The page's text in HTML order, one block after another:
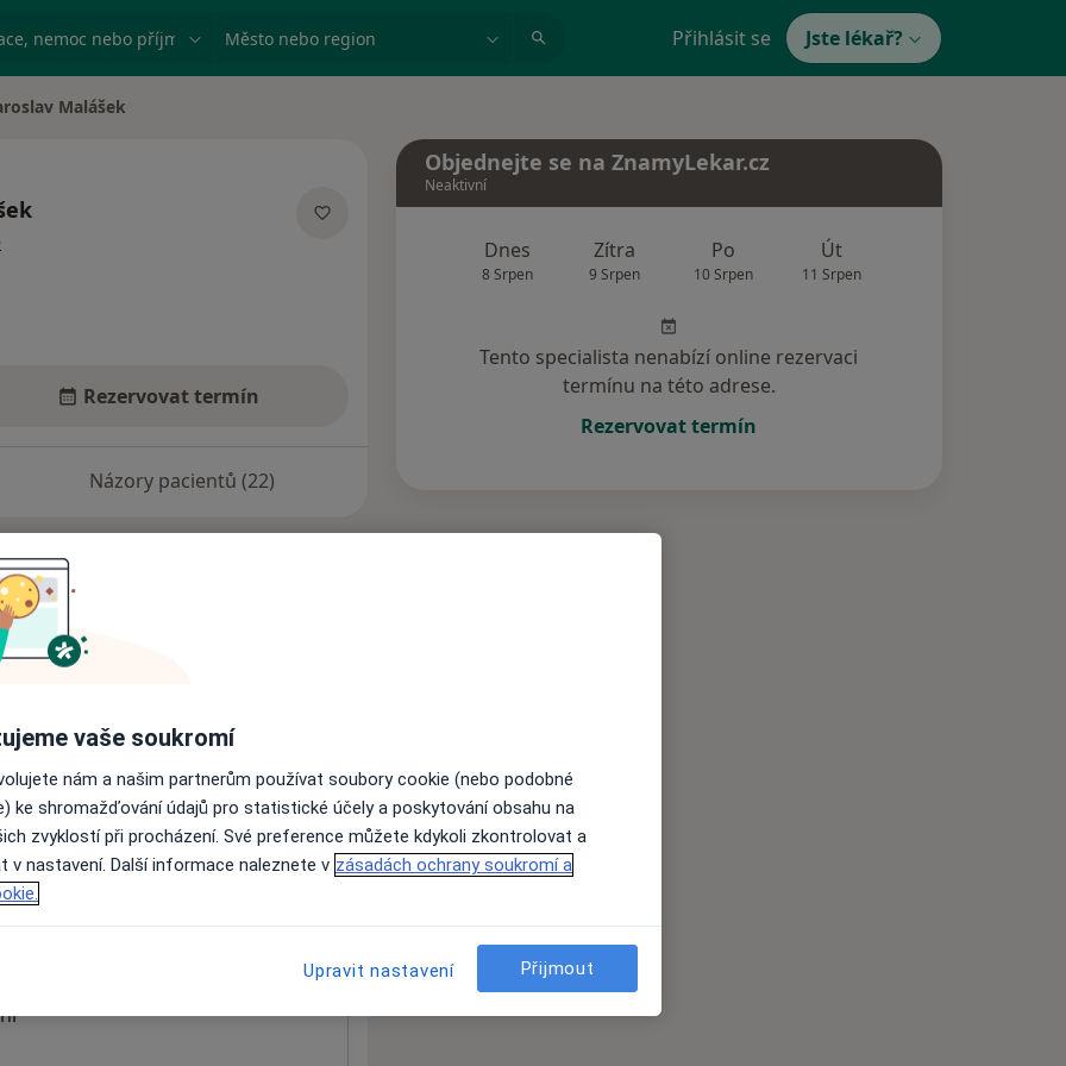
nemoc nebo příjmení Město nebo region Přihlásit se Jste lékař?
města Malášek
Rezervovat termín
Názory pacientů (22)
nejsou k dispozici
informace o svých službách.
Objednejte se na ZnamyLekar.cz
Neaktivní
Dnes
8 Srpen
Zítra
9 Srpen
Po
10 Srpen
Út
11 Srpen
Tento specialista nenabízí online rezervaci
termínu na této adrese.
Rezervovat termín
vaše soukromí
nám a našim partnerům používat soubory cookie (nebo podobné
ke shromažďování údajů pro statistické účely a poskytování obsahu na
zvyklostí při procházení. Své preference můžete kdykoli zkontrolovat a
v nastavení. Další informace naleznete v zásadách ochrany soukromí a
Upravit nastavení Přijmout